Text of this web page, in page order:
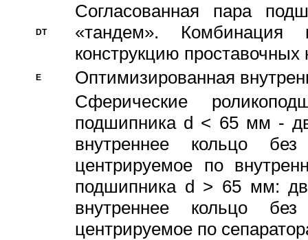
DT
Согласованная пара
«тандем».
конструкцию проставочных
E
Оптимизированная
Сферические
подшипника d < 65 мм -
внутреннее кольцо
центрируемое по
подшипника d > 65 мм:
внутреннее кольцо
центрируемое по